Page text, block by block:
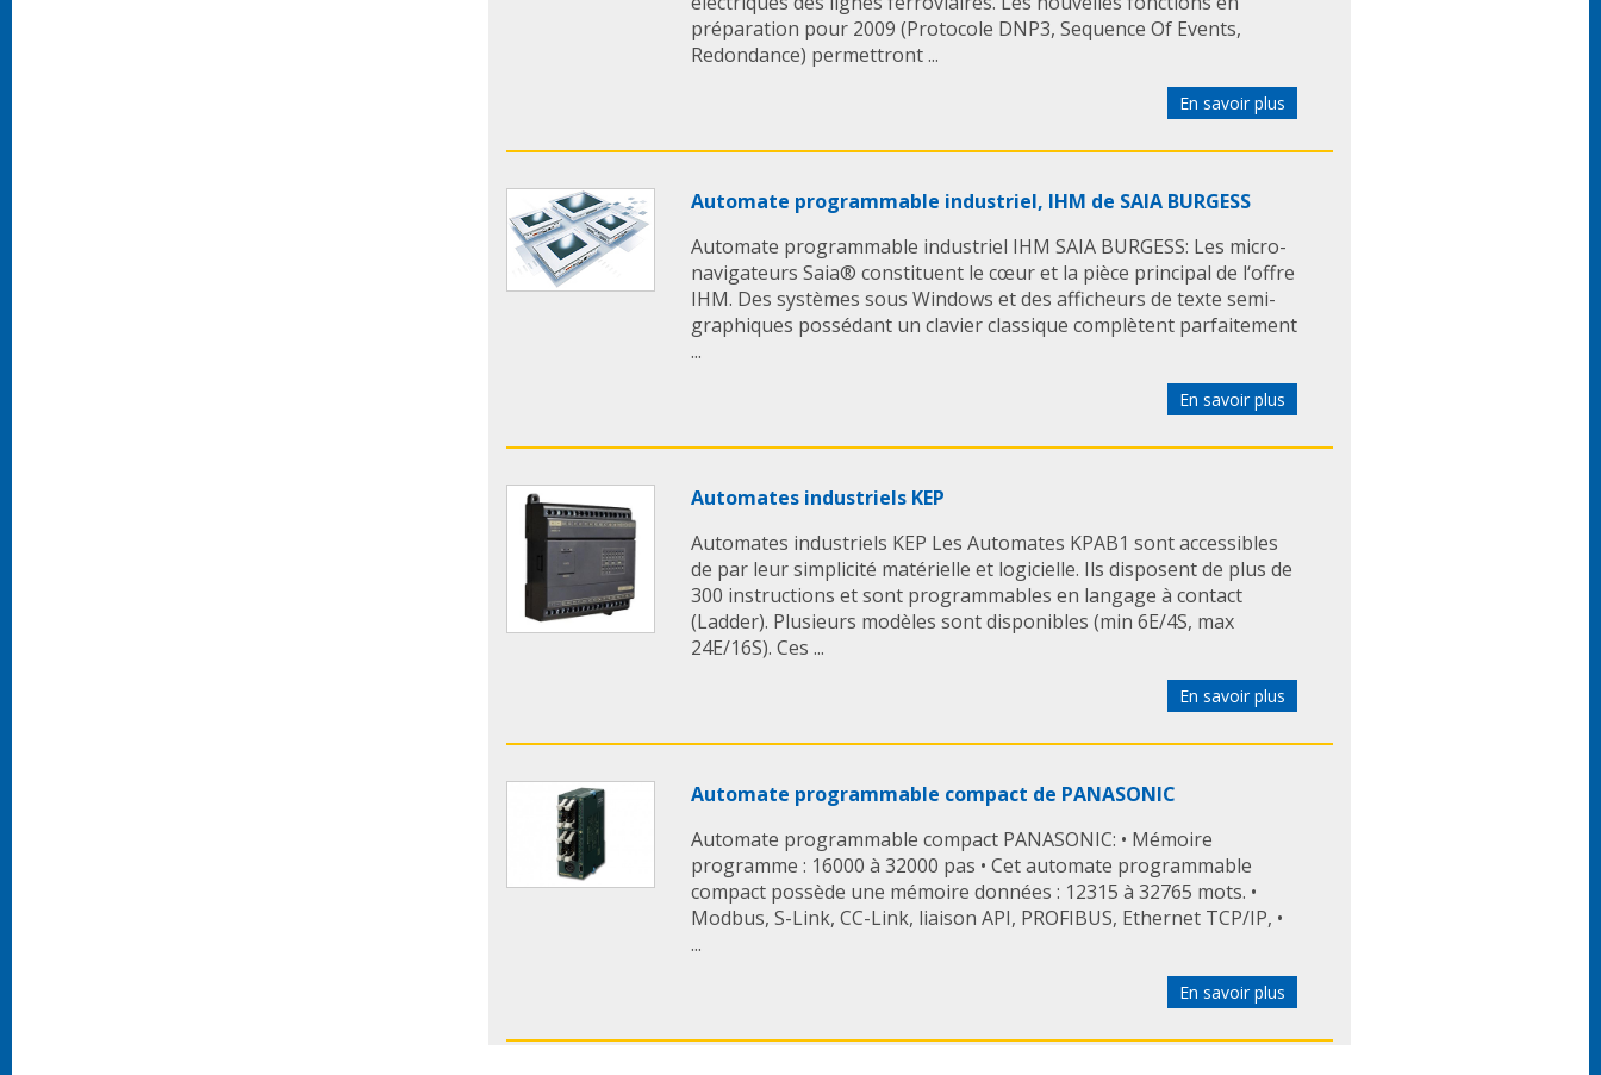
préparation pour 2009 (Protocole DNP3, Sequence Of Events,
Redondance) permettront ...
En savoir plus
Automate programmable industriel, IHM de SAIA BURGESS
Automate programmable industriel IHM SAIA BURGESS: Les micro-
navigateurs Saia® constituent le cœur et la pièce principal de l‘offre
IHM. Des systèmes sous Windows et des afficheurs de texte semi-
graphiques possédant un clavier classique complètent parfaitement
...
En savoir plus
Automates industriels KEP
Automates industriels KEP Les Automates KPAB1 sont accessibles
de par leur simplicité matérielle et logicielle. Ils disposent de plus de
300 instructions et sont programmables en langage à contact
(Ladder). Plusieurs modèles sont disponibles (min 6E/4S, max
24E/16S). Ces ...
En savoir plus
Automate programmable compact de PANASONIC
Automate programmable compact PANASONIC: • Mémoire
programme : 16000 à 32000 pas • Cet automate programmable
compact possède une mémoire données : 12315 à 32765 mots. •
Modbus, S-Link, CC-Link, liaison API, PROFIBUS, Ethernet TCP/IP, •
...
En savoir plus